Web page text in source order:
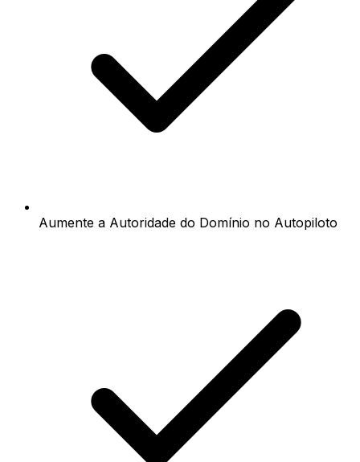
Aumente a Autoridade do Domínio no Autopiloto